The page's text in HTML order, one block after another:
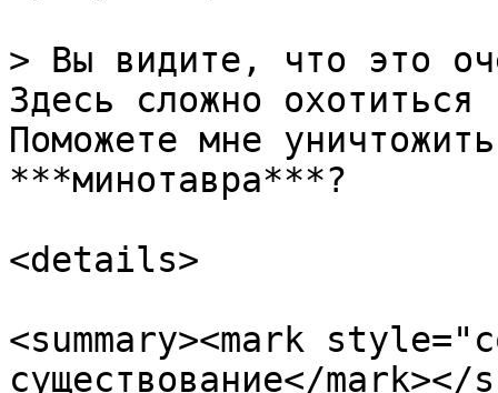
> Вы видите, что это
Здесь сложно
Поможете мне
***минотавра***?
<details>
<summary><mark
существование</mark></